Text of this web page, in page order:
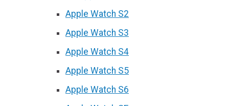
Apple Watch S2
Apple Watch S3
Apple Watch S4
Apple Watch S5
Apple Watch S6